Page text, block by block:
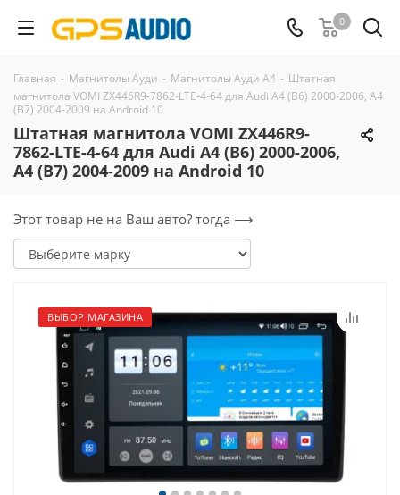
0
Главная - Магнитолы Ауди - Магнитолы Ауди А4 - Штатная
магнитола VOMI ZX446R9-7862-LTE-4-64 для Audi A4 (B6) 2000-2006, A4
(B7) 2004-2009 на Android 10
Штатная магнитола VOMI ZX446R9-
7862-LTE-4-64 для Audi A4 (B6) 2000-2006,
A4 (B7) 2004-2009 на Android 10
Этот товар не на Ваш авто? тогда ⟶
ВЫБОР МАГАЗИНА